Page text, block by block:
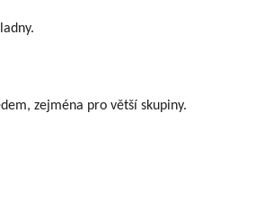
zejména pro větší skupiny.